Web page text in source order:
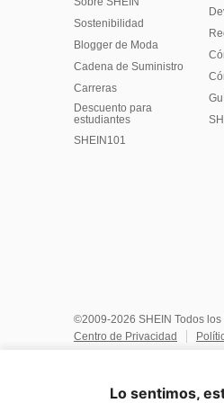
Sostenibilidad
Blogger de Moda
Cadena de Suministro
Carreras
Descuento para
estudiantes
SHEIN101
©2009-2026 SHEIN Todos
Centro de Privacidad
Lo sentimos,